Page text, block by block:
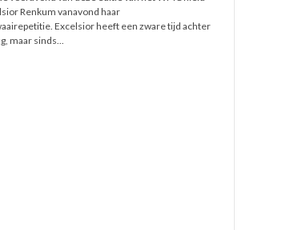
Renkum vanavond haar
Excelsior heeft een zware tijd achter
maar sinds...